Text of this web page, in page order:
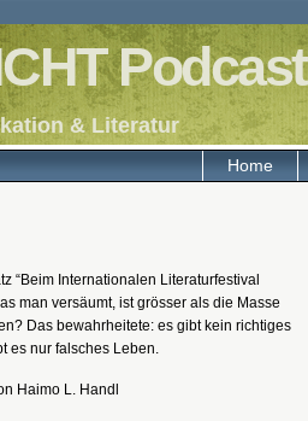
Podcast
& Literatur
Home
“Beim Internationalen Literaturfestival
man versäumt, ist grösser als die Masse
Das bewahrheitete: es gibt kein richtiges
es nur falsches Leben.
Haimo L. Handl